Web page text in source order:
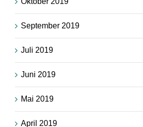
September 2019
Juli 2019
Juni 2019
Mai 2019
April 2019